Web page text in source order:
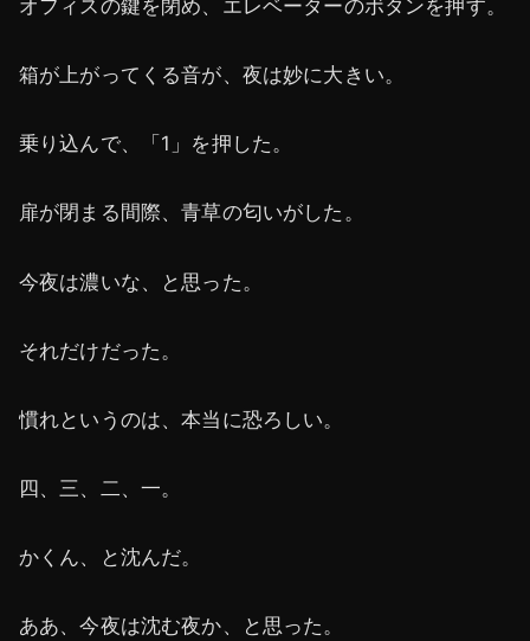
オフィスの鍵を閉め、エレベーターのボタンを押す。
箱が上がってくる音が、夜は妙に大きい。
乗り込んで、「1」を押した。
扉が閉まる間際、青草の匂いがした。
今夜は濃いな、と思った。
それだけだった。
慣れというのは、本当に恐ろしい。
四、三、二、一。
かくん、と沈んだ。
ああ、今夜は沈む夜か、と思った。